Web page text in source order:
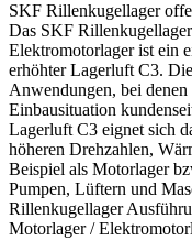
SKF Rillenkugellager
Das SKF
Elektromotorlager ist ein
erhöhter Lagerluft C3.
Anwendungen, bei
Einbausituation
Lagerluft C3 eignet sich
höheren Drehzahlen,
Beispiel als Motorlager
Pumpen, Lüftern und
Rillenkugellager
Motorlager /